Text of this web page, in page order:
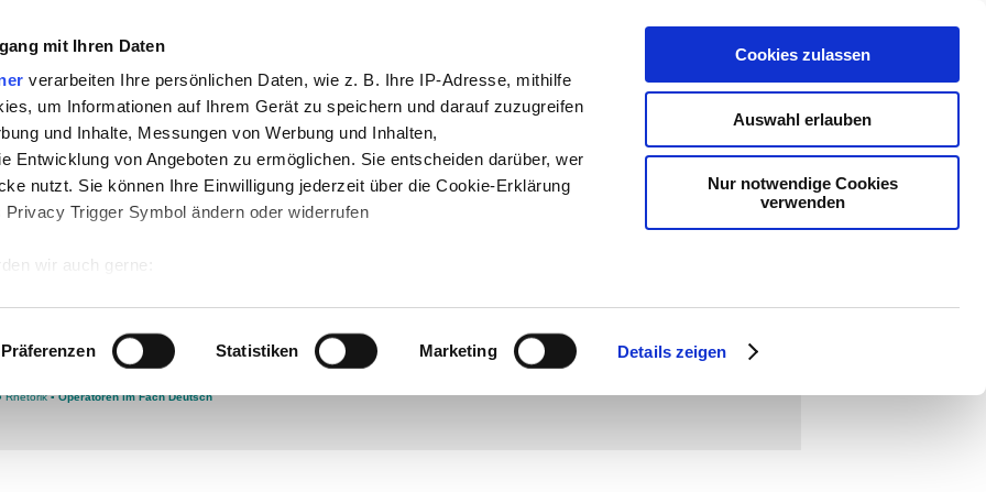
mit Ihren Daten
verarbeiten Ihre persönlichen Daten, wie z. B. Ihre IP-Adresse, mithilfe
um Informationen auf Ihrem Gerät zu speichern und darauf zuzugreifen
und Inhalte, Messungen von Werbung und Inhalten,
Entwicklung von Angeboten zu ermöglichen. Sie entscheiden darüber, wer
nutzt. Sie können Ihre Einwilligung jederzeit über die Cookie-Erklärung
Trigger Symbol ändern oder widerrufen
wir auch gerne:
Scannen nach bestimmten Merkmalen (Fingerprinting) identifizieren
wie Ihre persönlichen Daten verarbeitet werden, und legen Sie Ihre
fest.
Präferenzen Statistiken Marketing Details zeigen
Cookies zulassen
Auswahl erlauben
Nur notwendige Cookies
verwenden
-Geschichte-Politik -Pädagogik-Psychologie-
-Projekte-So navigiert man auf teachSam
-teachSam braucht Werbung
reden
Rhetorik▪Operatoren im Fach Deutsch